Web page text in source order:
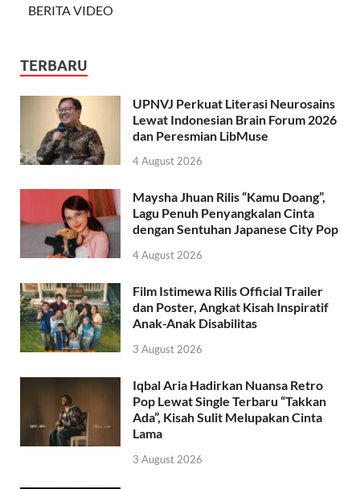
BERITA VIDEO
TERBARU
UPNVJ Perkuat Literasi Neurosains
Lewat Indonesian Brain Forum 2026
dan Peresmian LibMuse
4 August 2026
Maysha Jhuan Rilis “Kamu Doang”,
Lagu Penuh Penyangkalan Cinta
dengan Sentuhan Japanese City Pop
4 August 2026
Film Istimewa Rilis Official Trailer
dan Poster, Angkat Kisah Inspiratif
Anak-Anak Disabilitas
3 August 2026
Iqbal Aria Hadirkan Nuansa Retro
Pop Lewat Single Terbaru “Takkan
Ada”, Kisah Sulit Melupakan Cinta
Lama
3 August 2026